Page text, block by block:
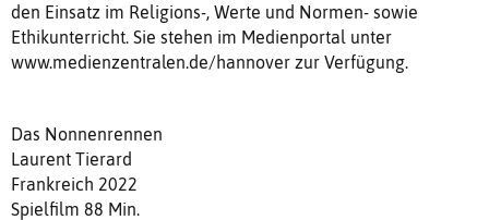
den Einsatz im Religions-, Werte und Normen- sowie
Ethikunterricht. Sie stehen im Medienportal unter
www.medienzentralen.de/hannover zur Verfügung.
Das Nonnenrennen
Laurent Tierard
Frankreich 2022
Spielfilm 88 Min.